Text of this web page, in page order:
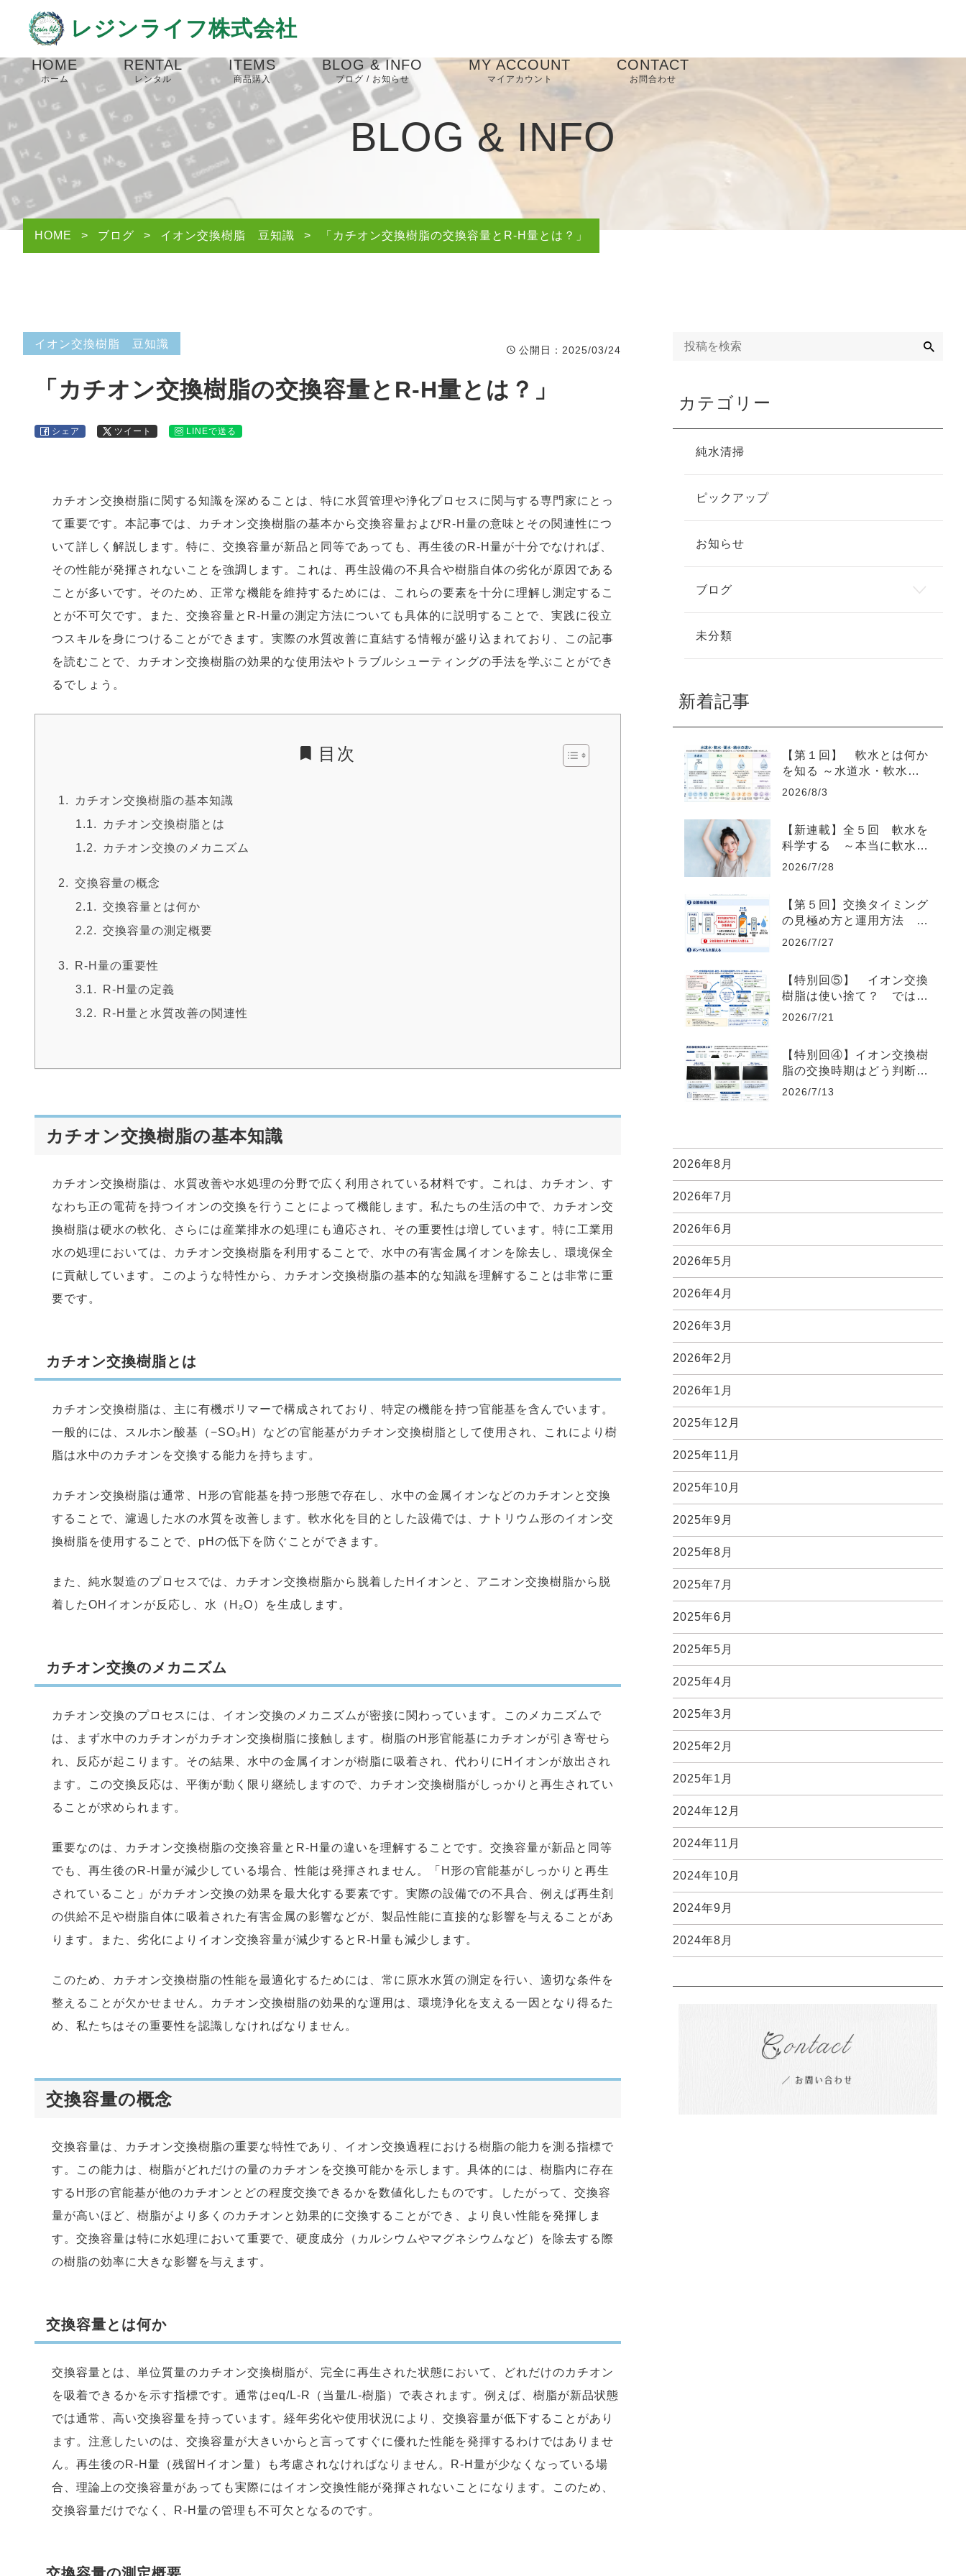
レジンライフ株式会社
HOME
ホーム
RENTAL
レンタル
サービスのご案内
レンタルプラン
ITEMS
商品購入
商品購入＆レンタル 商品購入
レンタルプラン
Amazon
BLOG & INFO
ブログ / お知らせ
お知らせ
イオン交換樹脂 豆知
軟水利用
MY ACCOUNT
マイアカウント
CONTACT
お問合わせ
BLOG & INFO
HOME > ブログ > イオン交換樹脂 豆知識 > 「カチオン交換樹脂の交換容量とR-H量とは？」
イオン交換樹脂 豆知識
公開日 ：2025/03/24
「カチオン交換樹脂の交換容量とR-H量とは？」
シェア ツイート LINEで送る
カチオン交換樹脂に関する知識を深めることは、特に水質管理や浄化プロセスに関与する専門家にとっ
て重要です。本記事では、カチオン交換樹脂の基本から交換容量およびR-H量の意味とその関連性につ
いて詳しく解説します。特に、交換容量が新品と同等であっても、再生後のR-H量が十分でなければ、
その性能が発揮されないことを強調します。これは、再生設備の不具合や樹脂自体の劣化が原因である
ことが多いです。そのため、正常な機能を維持するためには、これらの要素を十分に理解し測定するこ
とが不可欠です。また、交換容量とR-H量の測定方法についても具体的に説明することで、実践に役立
つスキルを身につけることができます。実際の水質改善に直結する情報が盛り込まれており、この記事
を読むことで、カチオン交換樹脂の効果的な使用法やトラブルシューティングの手法を学ぶことができ
るでしょう。
目次
カチオン交換樹脂の基本知識
カチオン交換樹脂とは
カチオン交換のメカニズム
交換容量の概念
交換容量とは何か
交換容量の測定概要
R-H量の重要性
R-H量の定義
R-H量と水質改善の関連性
カチオン交換樹脂の基本知識
カチオン交換樹脂は、水質改善や水処理の分野で広く利用されている材料です。これは、カチオン、す
なわち正の電荷を持つイオンの交換を行うことによって機能します。私たちの生活の中で、カチオン交
換樹脂は硬水の軟化、さらには産業排水の処理にも適応され、その重要性は増しています。特に工業用
水の処理においては、カチオン交換樹脂を利用することで、水中の有害金属イオンを除去し、環境保全
に貢献しています。このような特性から、カチオン交換樹脂の基本的な知識を理解することは非常に重
要です。
カチオン交換樹脂とは
カチオン交換樹脂は、主に有機ポリマーで構成されており、特定の機能を持つ官能基を含んでいます。
一般的には、スルホン酸基（−SO₃H）などの官能基がカチオン交換樹脂として使用され、これにより樹
脂は水中のカチオンを交換する能力を持ちます。
カチオン交換樹脂は通常、H形の官能基を持つ形態で存在し、水中の金属イオンなどのカチオンと交換
することで、濾過した水の水質を改善します。軟水化を目的とした設備では、ナトリウム形のイオン交
換樹脂を使用することで、pHの低下を防ぐことができます。
また、純水製造のプロセスでは、カチオン交換樹脂から脱着したHイオンと、アニオン交換樹脂から脱
着したOHイオンが反応し、水（H₂O）を生成します。
カチオン交換のメカニズム
カチオン交換のプロセスには、イオン交換のメカニズムが密接に関わっています。このメカニズムで
は、まず水中のカチオンがカチオン交換樹脂に接触します。樹脂のH形官能基にカチオンが引き寄せら
れ、反応が起こります。その結果、水中の金属イオンが樹脂に吸着され、代わりにHイオンが放出され
ます。この交換反応は、平衡が動く限り継続しますので、カチオン交換樹脂がしっかりと再生されてい
ることが求められます。
重要なのは、カチオン交換樹脂の交換容量とR-H量の違いを理解することです。交換容量が新品と同等
でも、再生後のR-H量が減少している場合、性能は発揮されません。「H形の官能基がしっかりと再生
されていること」がカチオン交換の効果を最大化する要素です。実際の設備での不具合、例えば再生剤
の供給不足や樹脂自体に吸着された有害金属の影響などが、製品性能に直接的な影響を与えることがあ
ります。また、劣化によりイオン交換容量が減少するとR-H量も減少します。
このため、カチオン交換樹脂の性能を最適化するためには、常に原水水質の測定を行い、適切な条件を
整えることが欠かせません。カチオン交換樹脂の効果的な運用は、環境浄化を支える一因となり得るた
め、私たちはその重要性を認識しなければなりません。
交換容量の概念
交換容量は、カチオン交換樹脂の重要な特性であり、イオン交換過程における樹脂の能力を測る指標で
す。この能力は、樹脂がどれだけの量のカチオンを交換可能かを示します。具体的には、樹脂内に存在
するH形の官能基が他のカチオンとどの程度交換できるかを数値化したものです。したがって、交換容
量が高いほど、樹脂がより多くのカチオンと効果的に交換することができ、より良い性能を発揮しま
す。交換容量は特に水処理において重要で、硬度成分（カルシウムやマグネシウムなど）を除去する際
の樹脂の効率に大きな影響を与えます。
交換容量とは何か
交換容量とは、単位質量のカチオン交換樹脂が、完全に再生された状態において、どれだけのカチオン
を吸着できるかを示す指標です。通常はeq/L-R（当量/L-樹脂）で表されます。例えば、樹脂が新品状態
では通常、高い交換容量を持っています。経年劣化や使用状況により、交換容量が低下することがあり
ます。注意したいのは、交換容量が大きいからと言ってすぐに優れた性能を発揮するわけではありませ
ん。再生後のR-H量（残留Hイオン量）も考慮されなければなりません。R-H量が少なくなっている場
合、理論上の交換容量があっても実際にはイオン交換性能が発揮されないことになります。このため、
交換容量だけでなく、R-H量の管理も不可欠となるのです。
カテゴリー
純水清掃
ピックアップ
お知らせ
ブログ
未分類
新着記事
【第１回】 軟水とは何か
を知る ～水道水・軟水・
硬水・純水の違いを科学す
2026/8/3
【新連載】全５回 軟水を
科学する ～本当に軟水は
作れているのか？～
2026/7/28
【第５回】交換タイミング
の見極め方と運用方法
― TDS計による確
2026/7/27
【特別回⑤】 イオン交換
樹脂は使い捨て？ ではあ
りません ～再生して繰り
2026/7/21
【特別回④】イオン交換樹
脂の交換時期はどう判断す
る？～TDS計を上手に使
2026/7/13
2026年8月
2026年7月
2026年6月
2026年5月
2026年4月
2026年3月
2026年2月
2026年1月
2025年12月
2025年11月
2025年10月
2025年9月
2025年8月
2025年7月
2025年6月
2025年5月
2025年4月
2025年3月
2025年2月
2025年1月
2024年12月
2024年11月
2024年10月
2024年9月
2024年8月